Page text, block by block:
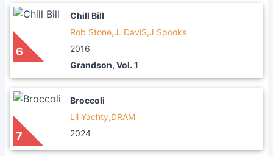
6
Chill Bill
Rob $tone,J. Davi$,J Spooks
2016
Grandson, Vol. 1
7
Broccoli
Lil Yachty,DRAM
2024